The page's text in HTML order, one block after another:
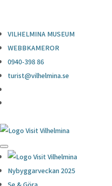
VILHELMINA MUSEUM
WEBBKAMEROR
0940-398 86
turist@vilhelmina.se
Nybyggarveckan 2025